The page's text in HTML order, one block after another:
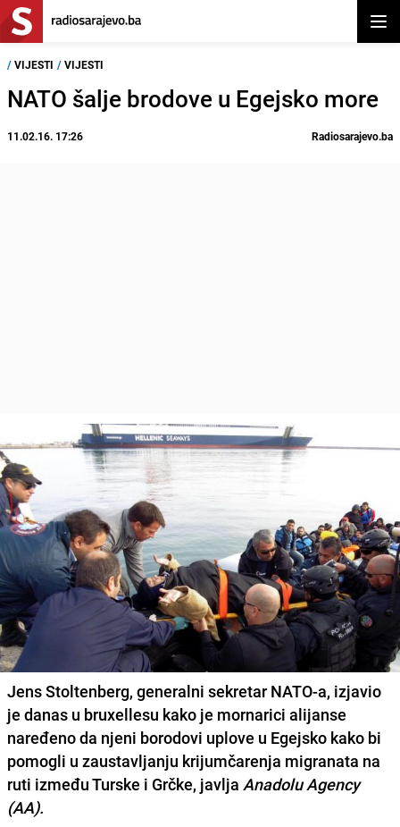
/ VIJESTI / VIJESTI
NATO šalje brodove u Egejsko more
11.02.16. 17:26 Radiosarajevo.ba
Jens Stoltenberg, generalni sekretar NATO-a, izjavio
je danas u bruxellesu kako je mornarici alijanse
naređeno da njeni borodovi uplove u Egejsko kako bi
pomogli u zaustavljanju krijumčarenja migranata na
ruti između Turske i Grčke, javlja Anadolu Agency
(AA).